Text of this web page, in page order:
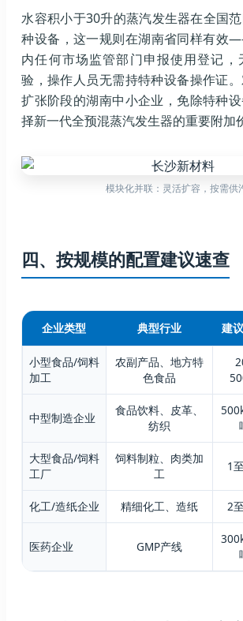
水容积小于30升的蒸汽发生器在全国
种设备，这一规则在湖南省同样有效
内任何市场监管部门申报使用登记，
验，操作人员无需持特种设备操作证
扩张阶段的湖南中小企业，免除特种
择新一代全预混蒸汽发生器的重要附加
模块化并联：灵活扩容，按需供
四、按规模的配置建议速查
企业类型 典型行业 建
小型食品/饲料
加工
农副产品、地方特
色食品
中型制造企业
食品饮料、皮革、
纺织
大型食品/饲料
工厂
饲料制粒、肉类加
工
1
化工/造纸企业 精细化工、造纸 2
医药企业 GMP产线